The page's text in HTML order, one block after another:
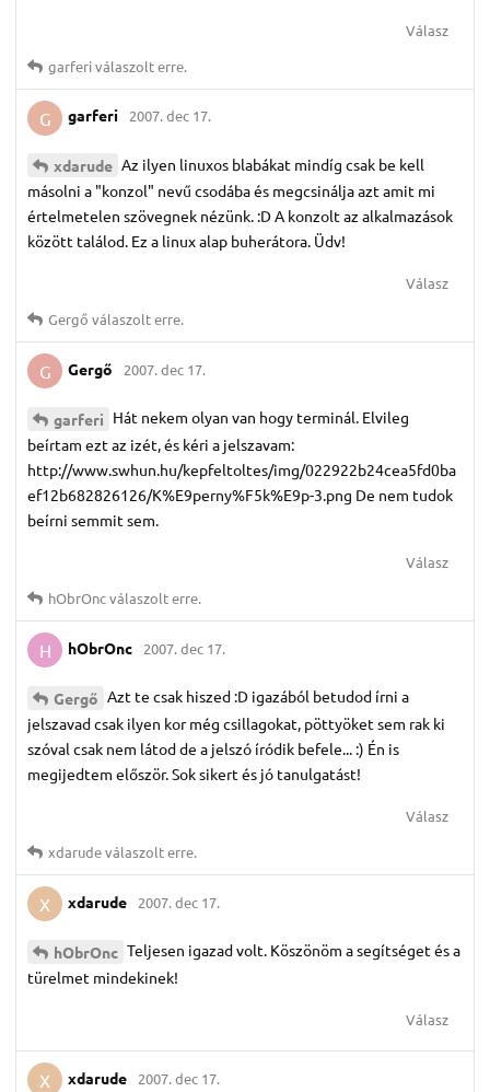
Válasz
garferiválaszolt erre.
G garferi 2007. dec 17.
xdarude Az ilyen linuxos blabákat mindíg csak be kell
másolni a "konzol" nevű csodába és megcsinálja azt amit mi
értelmetelen szövegnek nézünk. :D A konzolt az alkalmazások
között találod. Ez a linux alap buherátora. Üdv!
Válasz
Gergő válaszolt erre.
G Gergő 2007. dec 17.
garferi Hát nekem olyan van hogy terminál. Elvileg
beírtam ezt az izét, és kéri a jelszavam:
http://www.swhun.hu/kepfeltoltes/img/022922b24cea5fd0ba
ef12b682826126/K%E9perny%F5k%E9p-3.png De nem tudok
beírni semmit sem.
Válasz
hObrOncválaszolt erre.
H hObrOnc 2007. dec 17.
Gergő Azt te csak hiszed :D igazából betudod írni a
jelszavad csak ilyen kor még csillagokat, pöttyöket sem rak ki
szóval csak nem látod de a jelszó íródik befele... :) Én is
megijedtem először. Sok sikert és jó tanulgatást!
Válasz
xdarudeválaszolt erre.
X xdarude 2007. dec 17.
hObrOnc Teljesen igazad volt. Köszönöm a segítséget és a
türelmet mindekinek!
Válasz
X xdarude 2007. dec 17.